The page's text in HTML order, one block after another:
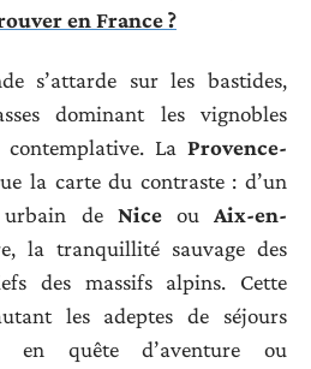
en France ?
s’attarde sur les bastides,
dominant les vignobles
La Provence-
la carte du contraste : d’un
de NiceouAix-en-
la tranquillité sauvage des
des massifs alpins. Cette
les adeptes de séjours
en quête d’aventure ou